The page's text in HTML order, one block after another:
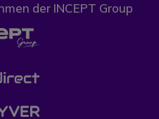
der INCEPT Group